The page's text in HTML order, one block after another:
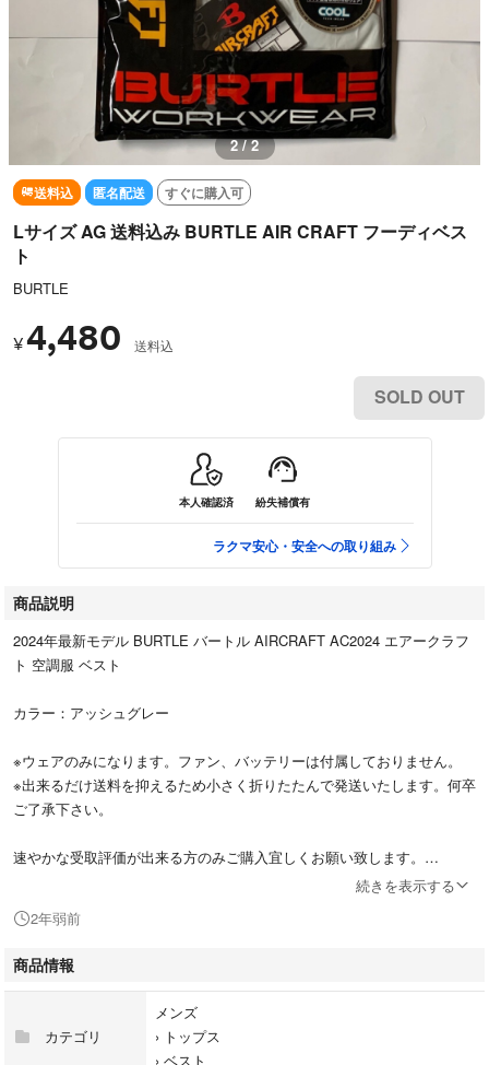
2 / 2
送料込 匿名配送 すぐに購入可
Lサイズ AG 送料込み BURTLE AIR CRAFT フーディベス
ト
BURTLE
¥4,480 送料込
SOLD OUT
本人確認済 紛失補償有
ラクマ安心・安全への取り組み
商品説明
2024年最新モデル BURTLE バートル AIRCRAFT AC2024 エアークラフ
ト 空調服 ベスト
カラー：アッシュグレー
※ウェアのみになります。ファン、バッテリーは付属しておりません。
※出来るだけ送料を抑えるため小さく折りたたんで発送いたします。何卒
ご了承下さい。
速やかな受取評価が出来る方のみご購入宜しくお願い致します。
エアクラフト 空調ベスト 空調ウェア 空冷服 ACベスト
続きを表示する
2年弱前
商品情報
カテゴリ
メンズ
› トップス
› ベスト